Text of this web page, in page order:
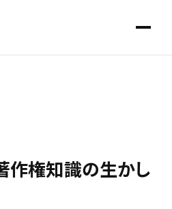
作権知識の生かし